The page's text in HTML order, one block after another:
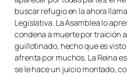
buscar refugio en la ahora
Legislativa. La Asamblea lo
condena a muerte por traición a
guillotinado, hecho que es
afrenta por muchos. La Reina
se le hace un juicio montado,